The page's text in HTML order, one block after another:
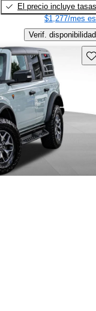
El precio incluye tasas
$1,277/mes
Verif. disponibilidad